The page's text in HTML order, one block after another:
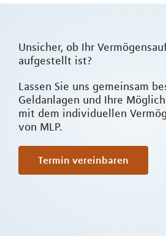
Unsicher, ob Ihr
aufgestellt ist?
Lassen Sie uns gemeinsam
Geldanlagen und Ihre
mit dem individuellen
von MLP.
Termin vereinbaren